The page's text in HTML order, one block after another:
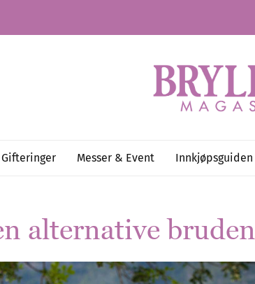
Gifteringer Messer & Event Innkjøpsguiden
alternative bruden